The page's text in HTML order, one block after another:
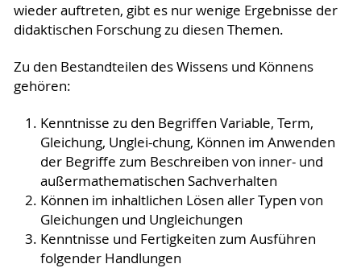
wieder auftreten, gibt es nur wenige Ergebnisse der
didaktischen Forschung zu diesen Themen.
Zu den Bestandteilen des Wissens und Könnens
gehören:
Kenntnisse zu den Begriffen Variable, Term,
Gleichung, Unglei-chung, Können im Anwenden
der Begriffe zum Beschreiben von inner- und
außermathematischen Sachverhalten
Können im inhaltlichen Lösen aller Typen von
Gleichungen und Ungleichungen
Kenntnisse und Fertigkeiten zum Ausführen
folgender Handlungen